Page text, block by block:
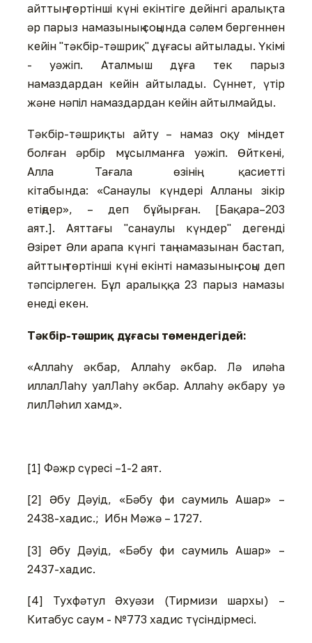
айттың төртінші күні екінтіге дейінгі аралықта
әр парыз намазының соңында сәлем бергеннен
кейін "тәкбір-тәшриқ" дұғасы айтылады. Үкімі
- уәжіп. Аталмыш дұға тек парыз
намаздардан кейін айтылады. Сүннет, үтір
және нәпіл намаздардан кейін айтылмайды.
Тәкбір-тәшриқты айту – намаз оқу міндет
болған әрбір мұсылманға уәжіп. Өйткені,
Алла Тағала өзінің қасиетті
кітабында: «Санаулы күндері Алланы зікір
етіңдер», – деп бұйырған. [Бақара–203
аят.]. Аяттағы "санаулы күндер" дегенді
Әзірет Әли арапа күнгі таң намазынан бастап,
айттың төртінші күні екінті намазының соңы деп
тәпсірлеген. Бұл аралыққа 23 парыз намазы
енеді екен.
Тәкбір-тәшриқ дұғасы төмендегідей:
«Аллаһу әкбар, Аллаһу әкбар. Лә иләһа
иллалЛаһу уалЛаһу әкбар. Аллаһу әкбару уә
лилЛәһил хамд».
[1] Фәжр сүресі –1-2 аят.
[2] Әбу Дәуід, «Бәбу фи саумиль Ашар» –
2438-хадис.; Ибн Мәжә – 1727.
[3] Әбу Дәуід, «Бәбу фи саумиль Ашар» –
2437-хадис.
[4] Тухфәтул Әхуәзи (Тирмизи шархы) –
Китабус саум - №773 хадис түсіндірмесі.